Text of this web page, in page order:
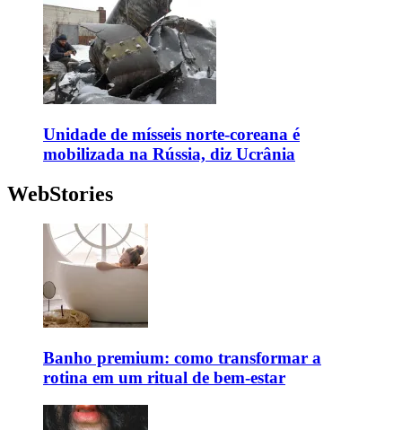
Unidade de mísseis norte-coreana é
mobilizada na Rússia, diz Ucrânia
WebStories
Banho premium: como transformar a
rotina em um ritual de bem-estar